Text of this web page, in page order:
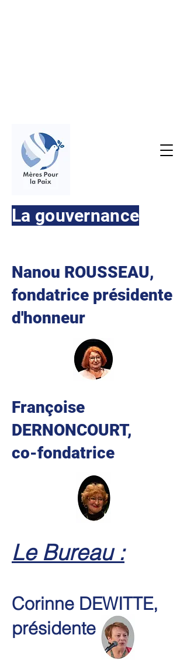
La gouvernance
Nanou ROUSSEAU,
fondatrice présidente
d'honneur
Françoise
DERNONCOURT,
co-fondatrice
Le Bureau :
Corinne DEWITTE,
présidente